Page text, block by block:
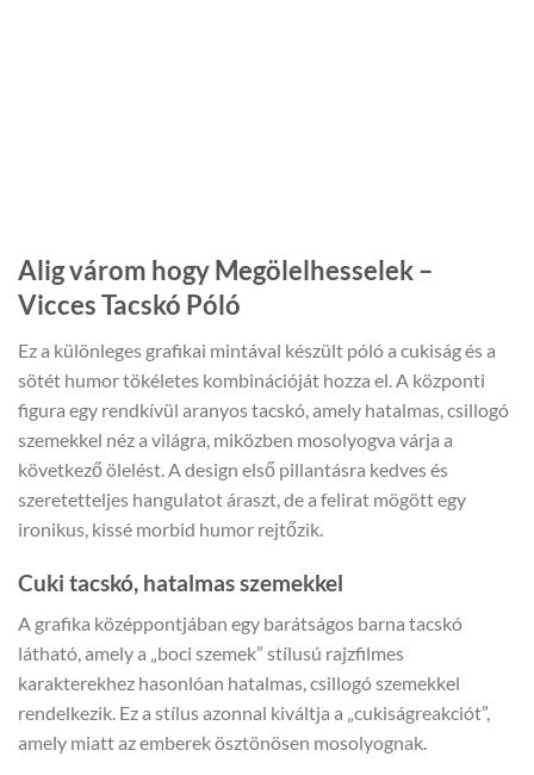
Alig várom hogy Megölelhesselek –
Vicces Tacskó Póló
Ez a különleges grafikai mintával készült póló a cukiság és a
sötét humor tökéletes kombinációját hozza el. A központi
figura egy rendkívül aranyos tacskó, amely hatalmas, csillogó
szemekkel néz a világra, miközben mosolyogva várja a
következő ölelést. A design első pillantásra kedves és
szeretetteljes hangulatot áraszt, de a felirat mögött egy
ironikus, kissé morbid humor rejtőzik.
Cuki tacskó, hatalmas szemekkel
A grafika középpontjában egy barátságos barna tacskó
látható, amely a „boci szemek” stílusú rajzfilmes
karakterekhez hasonlóan hatalmas, csillogó szemekkel
rendelkezik. Ez a stílus azonnal kiváltja a „cukiságreakciót”,
amely miatt az emberek ösztönösen mosolyognak.